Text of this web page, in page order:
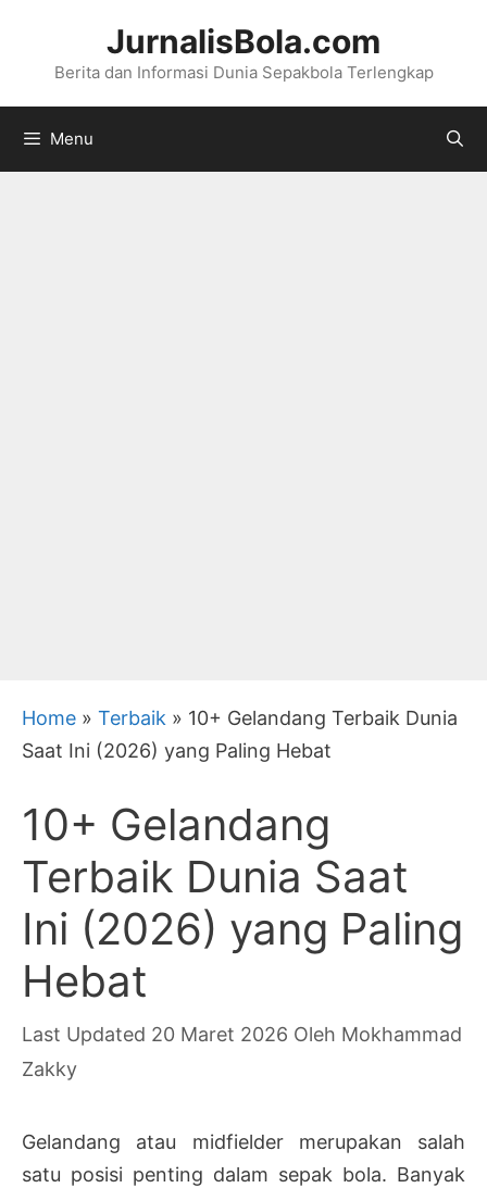
JurnalisBola.com
Berita dan Informasi Dunia Sepakbola Terlengkap
Menu
Home » Terbaik » 10+ Gelandang Terbaik Dunia
Saat Ini (2026) yang Paling Hebat
10+ Gelandang
Terbaik Dunia Saat
Ini (2026) yang Paling
Hebat
20 Maret 2026 Oleh Mokhammad
Zakky
Gelandang atau midfielder merupakan salah
satu posisi penting dalam sepak bola. Banyak